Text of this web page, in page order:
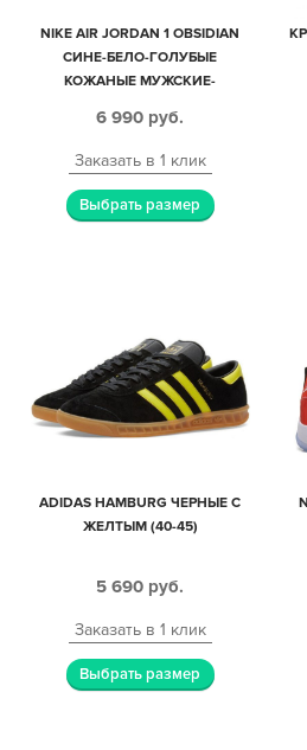
NIKE AIR JORDAN 1 OBSIDIAN
СИНЕ-БЕЛО-ГОЛУБЫЕ
КОЖАНЫЕ МУЖСКИЕ-
6 990 руб.
Заказать в 1 клик
Выбрать размер
ADIDAS HAMBURG ЧЕРНЫЕ С
ЖЕЛТЫМ (40-45)
5 690 руб.
Заказать в 1 клик
Выбрать размер